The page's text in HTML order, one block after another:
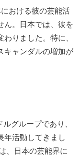
おける彼の芸能活
ん。日本では、彼を
りました。特に、
キャンダルの増加が
グループであり、
年活動してきまし
、日本の芸能界に